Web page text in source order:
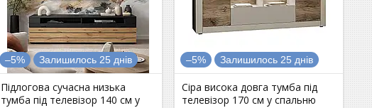
–5% Залишилось 25 днів
Підлогова сучасна низька
тумба під телевізор 140 см у
–5% Залишилось 25 днів
Сіра висока довга тумба під
телевізор 170 см у спальню